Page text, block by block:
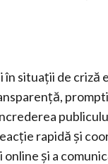
situații de
rapidă și
și a